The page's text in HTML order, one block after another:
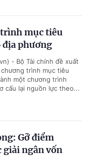
mục tiêu
địa phương
- Bộ Tài chính đề xuất
trình mục tiêu
một chương trình
cấu lại nguồn lực theo...
Gỡ điểm
giải ngân vốn